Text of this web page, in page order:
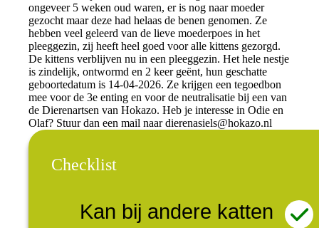
ongeveer 5 weken oud waren, er is nog naar moeder
gezocht maar deze had helaas de benen genomen. Ze
hebben veel geleerd van de lieve moederpoes in het
pleeggezin, zij heeft heel goed voor alle kittens gezorgd.
De kittens verblijven nu in een pleeggezin. Het hele nestje
is zindelijk, ontwormd en 2 keer geënt, hun geschatte
geboortedatum is 14-04-2026. Ze krijgen een tegoedbon
mee voor de 3e enting en voor de neutralisatie bij een van
de Dierenartsen van Hokazo. Heb je interesse in Odie en
Olaf? Stuur dan een mail naardierenasiels@hokazo.nl
Checklist
Kan bij andere katten